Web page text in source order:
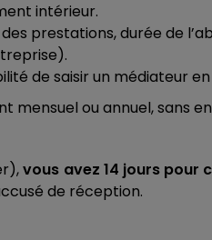
intérieur.
prestations, durée de
de saisir un médiateur
mensuel ou annuel, sans
vous avez 14 jours pour
de réception.